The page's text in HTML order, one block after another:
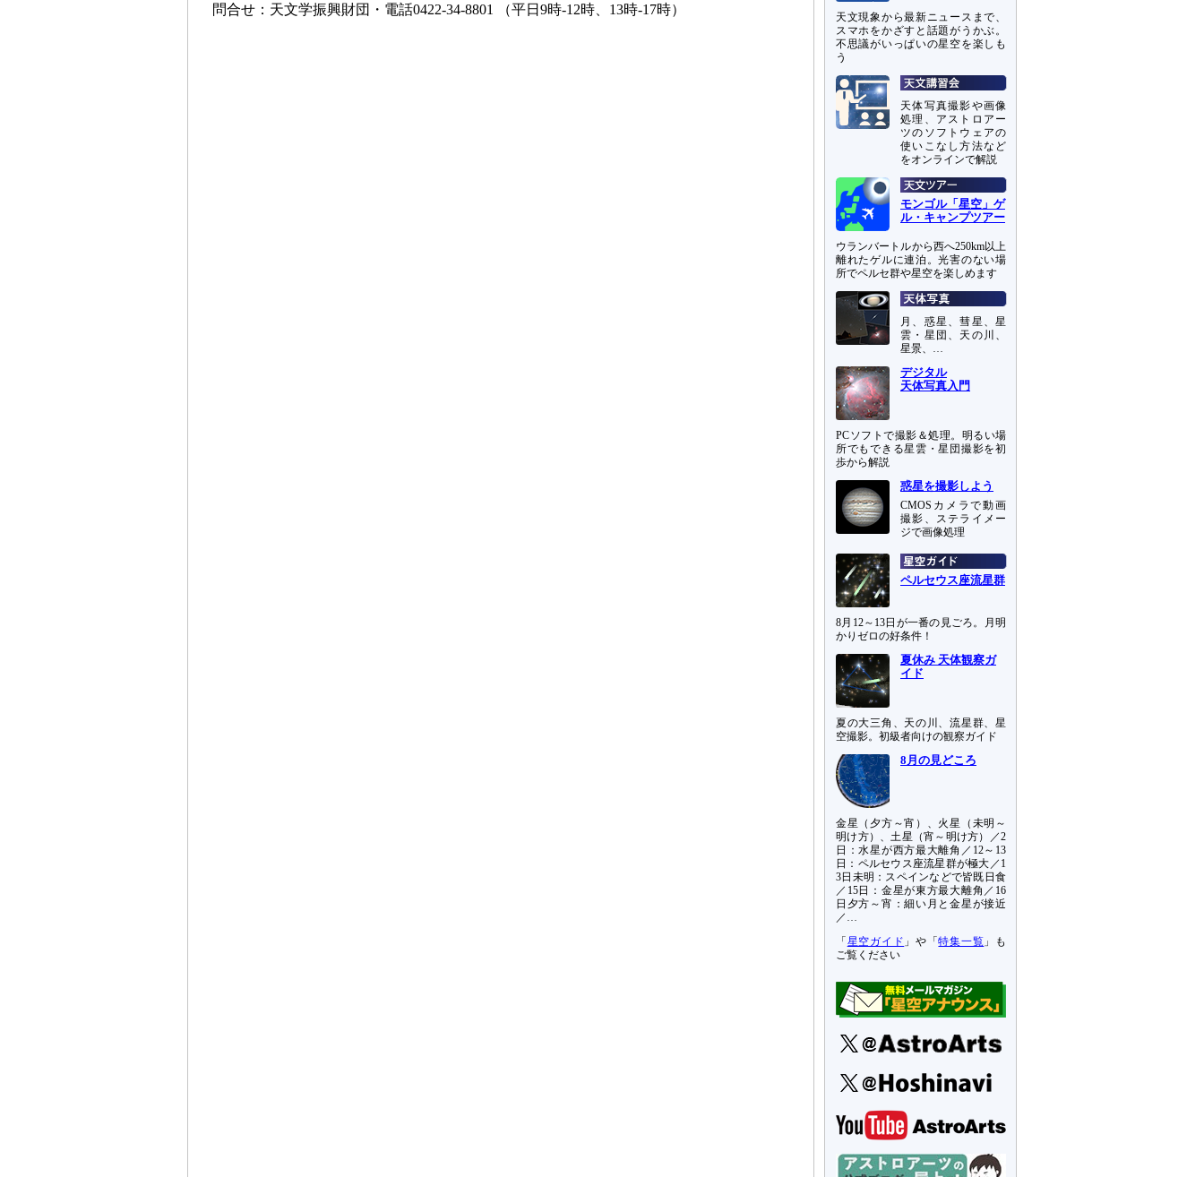
問合せ：天文学振興財団・電話0422-34-8801 （平日9時-12時、13時-17時）
天文現象から最新ニュースまで、
スマホをかざすと話題がうかぶ。
不思議がいっぱいの星空を楽しも
う
天体写真撮影や画像
処理、アストロアー
ツのソフトウェアの
使いこなし方法など
をオンラインで解説
モンゴル「星空」ゲ
ル・キャンプツアー
ウランバートルから西へ250km以上
離れたゲルに連泊。光害のない場
所でペルセ群や星空を楽しめます
月、惑星、彗星、星
雲・星団、天の川、
星景、…
デジタル
天体写真入門
PCソフトで撮影＆処理。明るい場
所でもできる星雲・星団撮影を初
歩から解説
惑星を撮影しよう
CMOSカメラで動画
撮影、ステライメー
ジで画像処理
ペルセウス座流星群
8月12～13日が一番の見ごろ。月明
かりゼロの好条件！
夏休み 天体観察ガ
イド
夏の大三角、天の川、流星群、星
空撮影。初級者向けの観察ガイド
8月の見どころ
金星（夕方～宵）、火星（未明～
明け方）、土星（宵～明け方）／2
日：水星が西方最大離角／12～13
日：ペルセウス座流星群が極大／1
3日未明：スペインなどで皆既日食
／15日：金星が東方最大離角／16
日夕方～宵：細い月と金星が接近
／…
「 星空ガイド 」や「特集一覧 」も
ご覧ください